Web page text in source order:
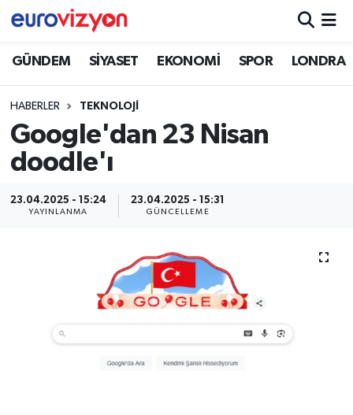
GÜNDEM SİYASET EKONOMİ SPOR LONDRA
HABERLER TEKNOLOJİ
Google'dan 23 Nisan
doodle'ı
23.04.2025 - 15:24
YAYINLANMA
23.04.2025 - 15:31
GÜNCELLEME